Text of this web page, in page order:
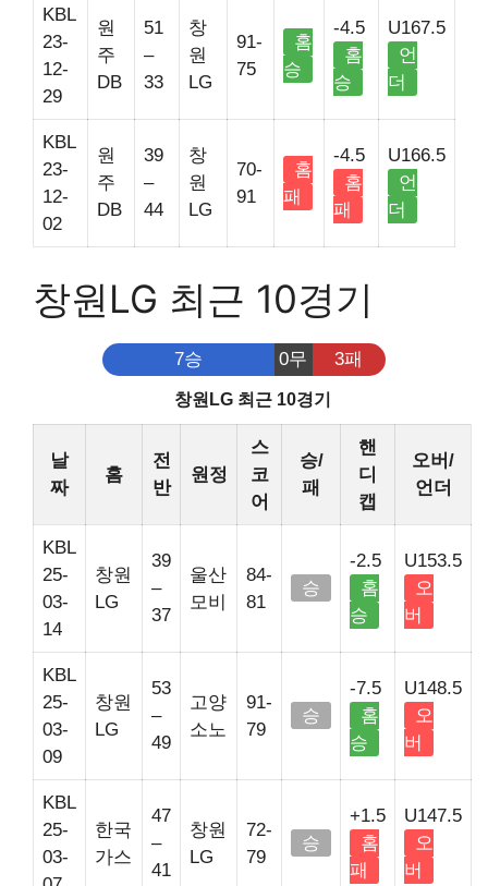
KBL
23-
12-
29
원
주
DB
51
–
33
창
원
LG
91-
75
홈
승
-4.5
홈
승
U167.5
언
더
KBL
23-
12-
02
원
주
DB
39
–
44
창
원
LG
70-
91
홈
패
-4.5
홈
패
U166.5
언
더
창원LG 최근 10경기
7승 0무 3패
창원LG 최근 10경기
날
짜
홈
전
반
원정
스
코
어
승/
패
핸
디
캡
오버/
언더
KBL
25-
03-
14
창원
LG
39
–
37
울산
모비
84-
81
승
-2.5
홈
승
U153.5
오
버
KBL
25-
03-
09
창원
LG
53
–
49
고양
소노
91-
79
승
-7.5
홈
승
U148.5
오
버
KBL
25-
03-
한국
가스
47
–
41
창원
LG
72-
79
승
+1.5
홈
패
U147.5
오
버